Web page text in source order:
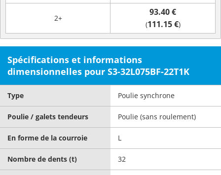
2+
93.40 €
(111.15 €)
Spécifications et informations
dimensionnelles pour S3-32L075BF-22T1K
Type Poulie synchrone
Poulie / galets tendeurs Poulie (sans roulement)
En forme de la courroie L
Nombre de dents (t) 32